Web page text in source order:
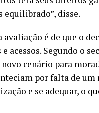
disse.
avaliação é de que o
acessos. Segundo o
cenário para
por falta de
e se adequar, o